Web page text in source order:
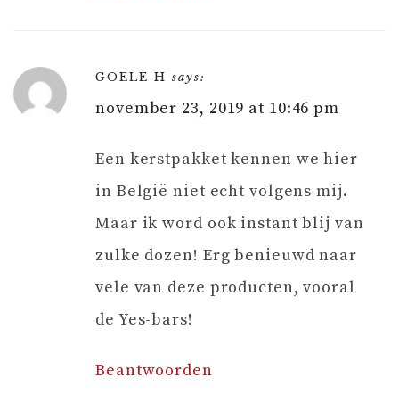
GOELE H says:
november 23, 2019 at 10:46 pm
Een kerstpakket kennen we hier
in België niet echt volgens mij.
Maar ik word ook instant blij van
zulke dozen! Erg benieuwd naar
vele van deze producten, vooral
de Yes-bars!
Beantwoorden